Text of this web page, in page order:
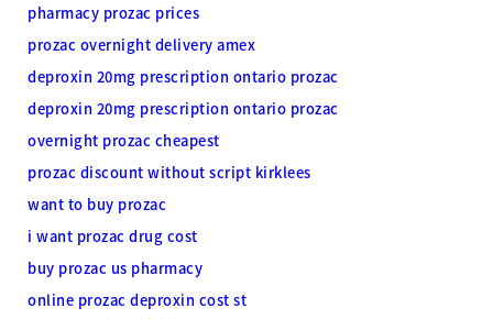
pharmacy prozac prices
prozac overnight delivery amex
deproxin 20mg prescription ontario prozac
deproxin 20mg prescription ontario prozac
overnight prozac cheapest
prozac discount without script kirklees
want to buy prozac
i want prozac drug cost
buy prozac us pharmacy
online prozac deproxin cost st